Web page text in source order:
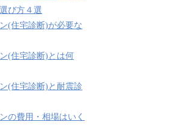
び方４選
(住宅診断)が必要な
(住宅診断)とは何
(住宅診断)と耐震診
の費用・相場はいく